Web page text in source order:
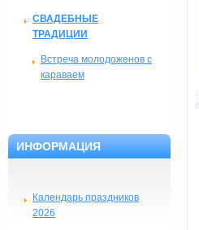
СВАДЕБНЫЕ
ТРАДИЦИИ
Встреча молодоженов с
караваем
ИНФОРМАЦИЯ
Календарь праздников
2026